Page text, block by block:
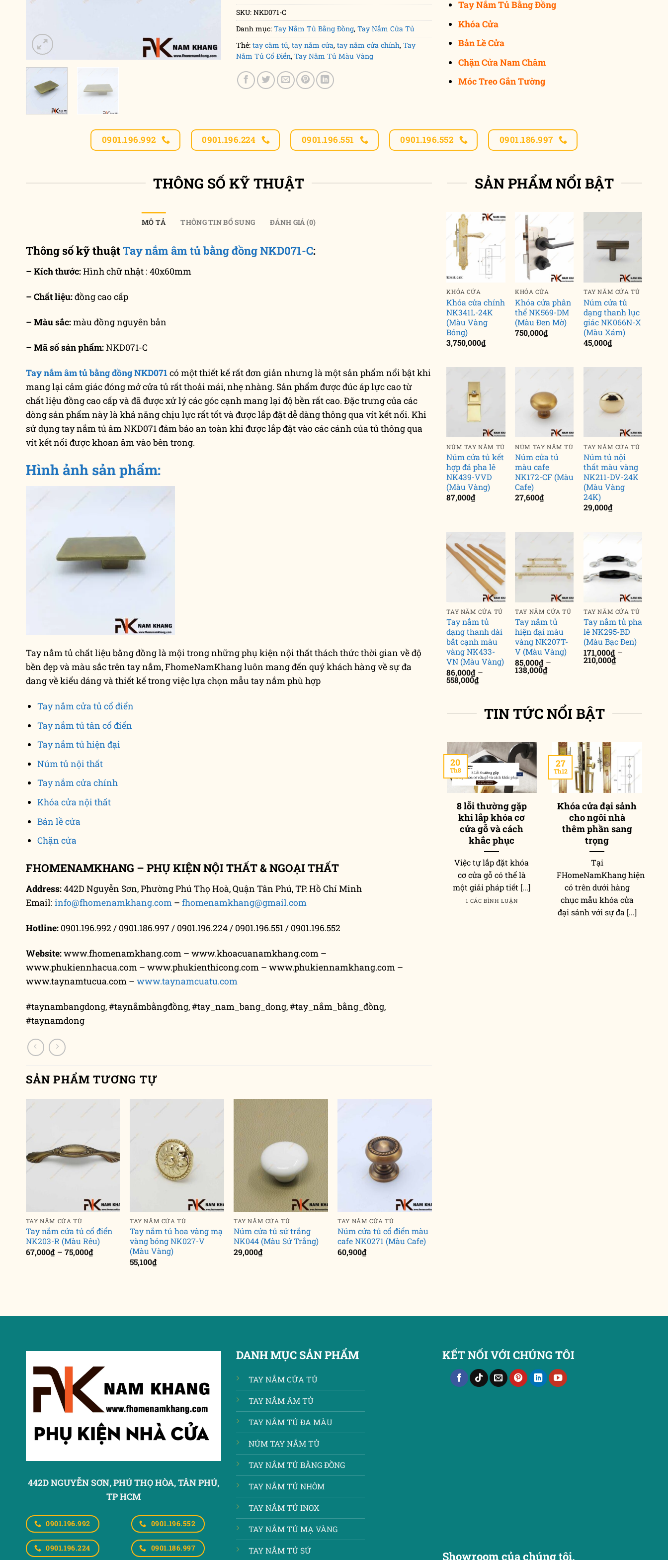
SKU:NKD071-C
Danh mục:Tay Nắm Tủ Bằng Đồng,Tay Nắm Cửa Tủ
Thẻ:tay cầm tủ,tay nắm cửa,tay nắm cửa chính,Tay
Nắm Tủ Cổ Điển,Tay Nắm Tủ Màu Vàng
Tay Nắm Tủ Bằng Đồng
Khóa Cửa
Bản Lề Cửa
Chặn Cửa Nam Châm
Móc Treo Gắn Tường
0901.196.992 0901.196.224 0901.196.551 0901.196.552 0901.186.997
THÔNG SỐ KỸ THUẬT
MÔ TẢ THÔNG TIN BỔ SUNG ĐÁNH GIÁ (0)
Thông số kỹ thuậtTay nắm âm tủ bằng đồng NKD071-C:
– Kích thước:Hình chữ nhật : 40x60mm
– Chất liệu:đồng cao cấp
– Màu sắc:màu đồng nguyên bản
– Mã số sản phẩm:NKD071-C
Tay nắm âm tủ bằng đồng NKD071có một thiết kế rất đơn giản nhưng là một sản phẩm nổi bật khi
mang lại cảm giác đóng mở cửa tủ rất thoải mái, nhẹ nhàng. Sản phẩm được đúc áp lực cao từ
chất liệu đồng cao cấp và đã được xử lý các góc cạnh mang lại độ bền rất cao. Đặc trưng của các
dòng sản phẩm này là khả năng chịu lực rất tốt và được lắp đặt dễ dàng thông qua vít kết nối. Khi
sử dụng tay nắm tủ âm NKD071 đảm bảo an toàn khi được lắp đặt vào các cánh của tủ thông qua
vít kết nối được khoan âm vào bên trong.
Hình ảnh sản phẩm:
Tay nắm tủ chất liệu bằng đồng là mội trong những phụ kiện nội thất thách thức thời gian về độ
bền đẹp và màu sắc trên tay nắm, FhomeNamKhang luôn mang đến quý khách hàng về sự đa
dang về kiểu dáng và thiết kế trong việc lựa chọn mẫu tay nắm phù hợp
Tay nắm cửa tủ cổ điển
Tay nắm tủ tân cổ điển
Tay nắm tủ hiện đại
Núm tủ nội thất
Tay nắm cửa chính
Khóa cửa nội thất
Bản lề cửa
Chặn cửa
FHOMENAMKHANG – PHỤ KIỆN NỘI THẤT & NGOẠI THẤT
Address:442D Nguyễn Sơn, Phường Phú Thọ Hoà, Quận Tân Phú, TP. Hồ Chí Minh
Email: info@fhomenamkhang.com – fhomenamkhang@gmail.com
Hotline: 0901.196.992 / 0901.186.997 / 0901.196.224 / 0901.196.551 / 0901.196.552
Website:www.fhomenamkhang.com – www.khoacuanamkhang.com –
www.phukiennhacua.com – www.phukienthicong.com – www.phukiennamkhang.com –
www.taynamtucua.com – www.taynamcuatu.com
#taynambangdong, #taynắmbằngđồng, #tay_nam_bang_dong, #tay_nắm_bằng_đồng,
#taynamdong
SẢN PHẨM TƯƠNG TỰ
TAY NẮM CỬA TỦ
Tay nắm cửa tủ cổ điển
NK203-R (Màu Rêu)
67,000₫ – 75,000₫Khoảng
giá:
TAY NẮM CỬA TỦ
Tay nắm tủ hoa vàng mạ
vàng bóng NK027-V
(Màu Vàng)
55,100₫
TAY NẮM CỬA TỦ
Núm cửa tủ sứ trắng
NK044 (Màu Sứ Trắng)
29,000₫
TAY NẮM CỬA TỦ
Núm cửa tủ cổ điển màu
cafe NK0271 (Màu Cafe)
60,900₫
SẢN PHẨM NỔI BẬT
KHÓA CỬA
Khóa cửa chính
NK341L-24K
(Màu Vàng
Bóng)
3,750,000₫
KHÓA CỬA
Khóa cửa phân
thể NK569-DM
(Màu Đen Mờ)
750,000₫
TAY NẮM CỬA TỦ
Núm cửa tủ
dạng thanh lục
giác NK066N-X
(Màu Xám)
45,000₫
NÚM TAY NẮM TỦ
Núm cửa tủ kết
hợp đá pha lê
NK439-VVD
(Màu Vàng)
87,000₫
NÚM TAY NẮM TỦ
Núm cửa tủ
màu cafe
NK172-CF (Màu
Cafe)
27,600₫
TAY NẮM CỬA TỦ
Núm tủ nội
thất màu vàng
NK211-DV-24K
(Màu Vàng
24K)
29,000₫
TAY NẮM CỬA TỦ
Tay nắm tủ
dạng thanh dài
bắt cạnh màu
vàng NK433-
VN (Màu Vàng)
86,000₫ –
558,000₫Khoảng
giá:
đến
558,000₫
TAY NẮM CỬA TỦ
Tay nắm tủ
hiện đại màu
vàng NK207T-
V (Màu Vàng)
85,000₫ –
138,000₫Khoảng
giá:
138,000₫
TAY NẮM CỬA TỦ
Tay nắm tủ pha
lê NK295-BD
(Màu Bạc Đen)
171,000₫ –
210,000₫Khoảng
giá:
TIN TỨC NỔI BẬT
8 lỗi thường gặp
khi lắp khóa cơ
cửa gỗ và cách
khắc phục
Việc tự lắp đặt khóa
cơ cửa gỗ có thể là
một giải pháp tiết [...]
1 CÁC BÌNH LUẬN
20
Th8
Khóa cửa đại sảnh
cho ngôi nhà
thêm phần sang
trọng
Tại
FHomeNamKhang hiện
có trên dưới hàng
chục mẫu khóa cửa
đại sảnh với sự đa [...]
27
Th12
442D NGUYỄN SƠN, PHÚ THỌ HÒA,TÂN PHÚ,
TP HCM
0901.196.992
0901.196.224
0901.196.552
0901.186.997
DANH MỤC SẢN PHẨM
TAY NẮM CỬA TỦ
TAY NẮM ÂM TỦ
TAY NẮM TỦ ĐA MÀU
NÚM TAY NẮM TỦ
TAY NẮM TỦ BẰNG ĐỒNG
TAY NẮM TỦ NHÔM
TAY NẮM TỦ INOX
TAY NẮM TỦ MẠ VÀNG
TAY NẮM TỦ SỨ
KẾT NỐI VỚI CHÚNG TÔI
Showroom của chúng tôi.